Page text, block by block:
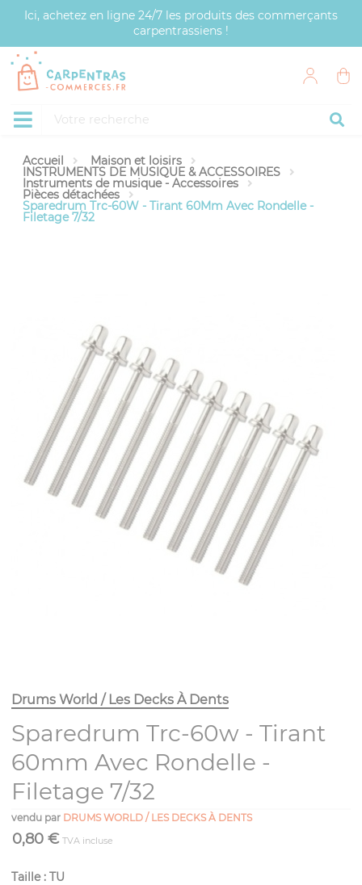
Ici, achetez en ligne 24/7 les produits des commerçants
carpentrassiens !
Accueil Maison et loisirs
INSTRUMENTS DE MUSIQUE & ACCESSOIRES
Instruments de musique - Accessoires
Pièces détachées
Sparedrum Trc-60W - Tirant 60Mm Avec Rondelle -
Filetage 7/32
Drums World / Les Decks À Dents
Sparedrum Trc-60w - Tirant
60mm Avec Rondelle -
Filetage 7/32
vendu par DRUMS WORLD / LES DECKS À DENTS
0,80 € TVA incluse
Taille : TU
Panneau de gestion des cookies